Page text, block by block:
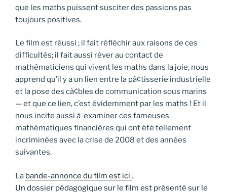
que les maths puissent susciter des passions pas
toujours positives.
Le film est réussi ; il fait réfléchir aux raisons de ces
difficultés; il fait aussi rêver au contact de
mathématiciens qui vivent les maths dans la joie, nous
apprend qu’il y a un lien entre la pà¢tisserie industrielle
et la pose des cà¢bles de communication sous marins
— et que ce lien, c’est évidemment par les maths ! Et il
nous incite aussi à examiner ces fameuses
mathématiques financières qui ont été tellement
incriminées avec la crise de 2008 et des années
suivantes.
La bande-annonce du film est ici .
Un dossier pédagogique sur le film est présenté sur le